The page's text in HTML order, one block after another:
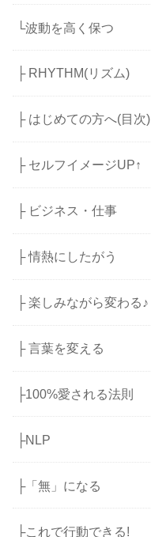
└波動を高く保つ
├ RHYTHM(リズム)
├ はじめての方へ(目次)
├ セルフイメージUP↑
├ ビジネス・仕事
├ 情熱にしたがう
├ 楽しみながら変わる♪
├ 言葉を変える
├100%愛される法則
├NLP
├「無」になる
├これで行動できる!